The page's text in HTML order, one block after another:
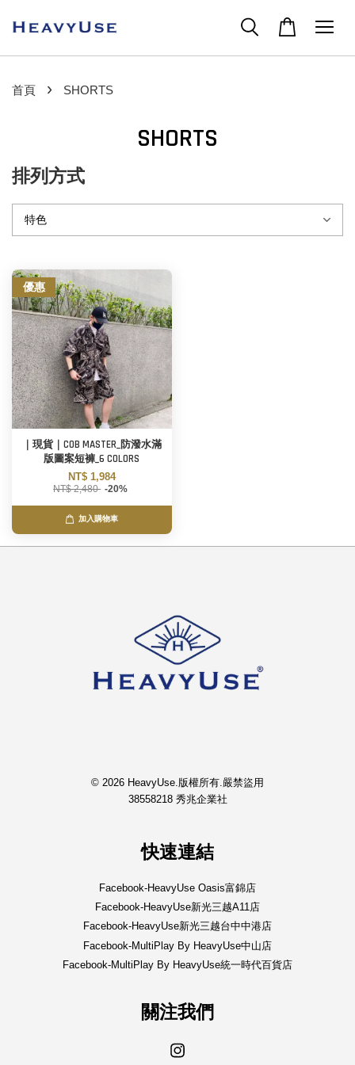
首頁 › SHORTS
SHORTS
排列方式
優惠
｜現貨｜COB MASTER_防潑水滿
版圖案短褲_6 COLORS
NT$ 1,984
NT$ 2,480 -20%
加入購物車
© 2026 HeavyUse.版權所有.嚴禁盜用
38558218 秀兆企業社
快速連結
Facebook-HeavyUse Oasis富錦店
Facebook-HeavyUse新光三越A11店
Facebook-HeavyUse新光三越台中中港店
Facebook-MultiPlay By HeavyUse中山店
Facebook-MultiPlay By HeavyUse統一時代百貨店
關注我們